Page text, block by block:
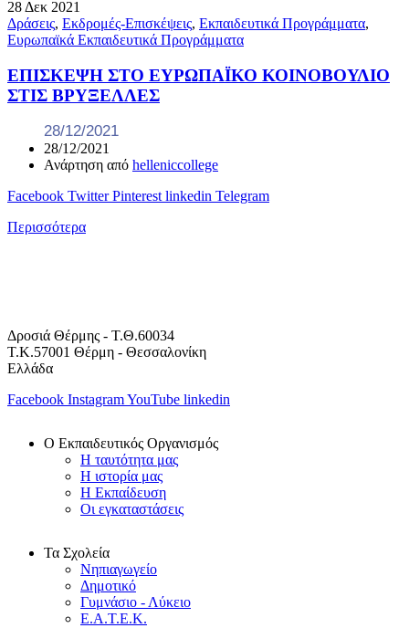
28 Δεκ 2021
Δράσεις, Εκδρομές-Επισκέψεις, Εκπαιδευτικά Προγράμματα,
Ευρωπαϊκά Εκπαιδευτικά Προγράμματα
ΕΠΙΣΚΕΨΗ ΣΤΟ ΕΥΡΩΠΑΪΚΟ ΚΟΙΝΟΒΟΥΛΙΟ
ΣΤΙΣ ΒΡΥΞΕΛΛΕΣ
28/12/2021
28/12/2021
Ανάρτηση από helleniccollege
Facebook Twitter Pinterest linkedin Telegram
Περισσότερα
Δροσιά Θέρμης - Τ.Θ.60034
Τ.Κ.57001 Θέρμη - Θεσσαλονίκη
Ελλάδα
Facebook InstagramYouTube linkedin
Ο Εκπαιδευτικός Οργανισμός
Η ταυτότητα μας
Η ιστορία μας
Η Εκπαίδευση
Οι εγκαταστάσεις
Τα Σχολεία
Νηπιαγωγείο
Δημοτικό
Γυμνάσιο - Λύκειο
Ε.Α.Τ.Ε.Κ.